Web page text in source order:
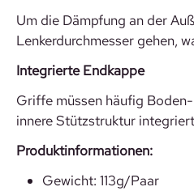
Um die Dämpfung an der
Lenkerdurchmesser gehen,
Integrierte Endkappe
Griffe müssen häufig
innere Stützstruktur
Produktinformationen:
Gewicht: 113g/Paar